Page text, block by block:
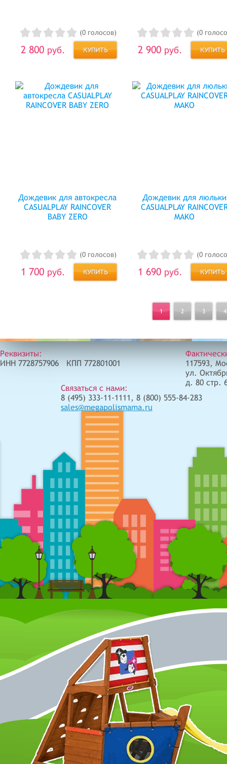
(0 голосов)
2 800 руб.
(0
2 900 руб.
Дождевик для автокресла
CASUALPLAY RAINCOVER
BABY ZERO
(0 голосов)
1 700 руб.
Дождевик для люльки
CASUALPLAY
MAKO
(0
1 690 руб.
1 2 3 4
Реквизиты:
ИНН 7728757906 КПП 772801001
Связаться с нами:
8 (495) 333-11-1111, 8 (800) 555-84-283
sales@megapolismama.ru
117593,
ул.
д. 80 стр.